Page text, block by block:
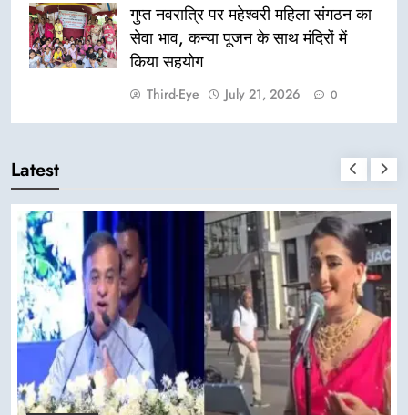
गुप्त नवरात्रि पर महेश्वरी महिला संगठन का
सेवा भाव, कन्या पूजन के साथ मंदिरों में
किया सहयोग
Third-Eye July 21, 2026 0
Latest